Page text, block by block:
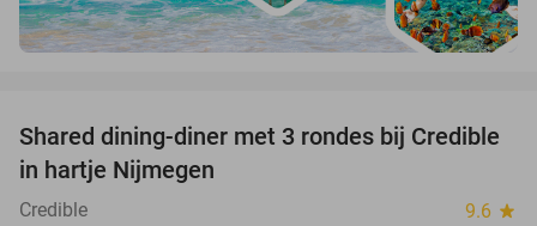
36%
Shared dining-diner met 3 rondes bij Credible
in hartje Nijmegen
Credible 9.6 star